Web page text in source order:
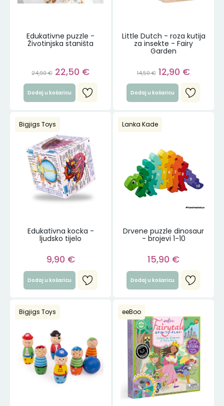
Edukativne puzzle -
Životinjska staništa
24,90€ 22,50 €
Dodaj u košaricu
Little Dutch - roza kutija
za insekte - Fairy
Garden
14,50€ 12,90 €
Dodaj u košaricu
Edukativna kocka -
ljudsko tijelo
Bigjigs Toys
9,90 €
Dodaj u košaricu
Drvene puzzle dinosaur
- brojevi 1-10
Lanka Kade
15,90 €
Dodaj u košaricu
Bigjigs Toys eeBoo